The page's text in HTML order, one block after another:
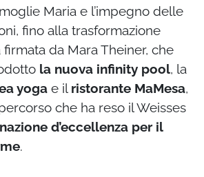
Maria e l’impegno delle
fino alla trasformazione
da Mara Theiner, che
la nuova infinity pool, la
yoga e il ristorante MaMesa,
che ha reso il Weisses
d’eccellenza per il
.